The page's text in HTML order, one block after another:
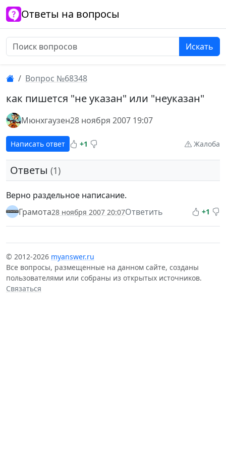
Ответы на вопросы
Искать
Вопрос №68348
как пишется "не указан" или "неуказан"
Мюнхгаузен28 ноября 2007 19:07
Написать ответ +1 Жалоба
Ответы (1)
Верно раздельное написание.
Грамота28 ноября 2007 20:07Ответить +1
© 2012-2026 myanswer.ru
Все вопросы, размещенные на данном сайте, созданы
пользователями или собраны из открытых источников.
Связаться